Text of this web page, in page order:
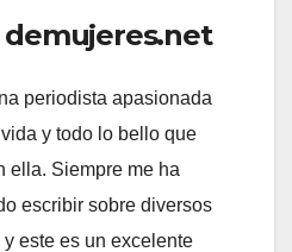
demujeres.net
periodista apasionada
y todo lo bello que
ella. Siempre me ha
escribir sobre diversos
y este es un excelente